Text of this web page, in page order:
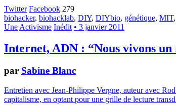
Twitter Facebook 279
biohacker, biohacklab, DIY, DIYbio, génétique, MIT,
UneActivisme Inédit • 3 janvier 2011
Internet, ADN : “Nous vivons
par Sabine Blanc
Entretien avec Jean-Philippe Vergne, auteur avec
capitalisme, en optant pour une grille de lecture